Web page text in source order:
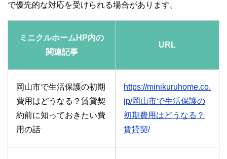
で優先的な対応を受けられる場合があります。
ミニクルホームHP内の
関連記事
URL
岡山市で生活保護の初期
費用はどうなる？賃貸契
約前に知っておきたい費
用の話
https://minikuruhome.co.
jp/岡山市で生活保護の
初期費用はどうなる？
賃貸契/